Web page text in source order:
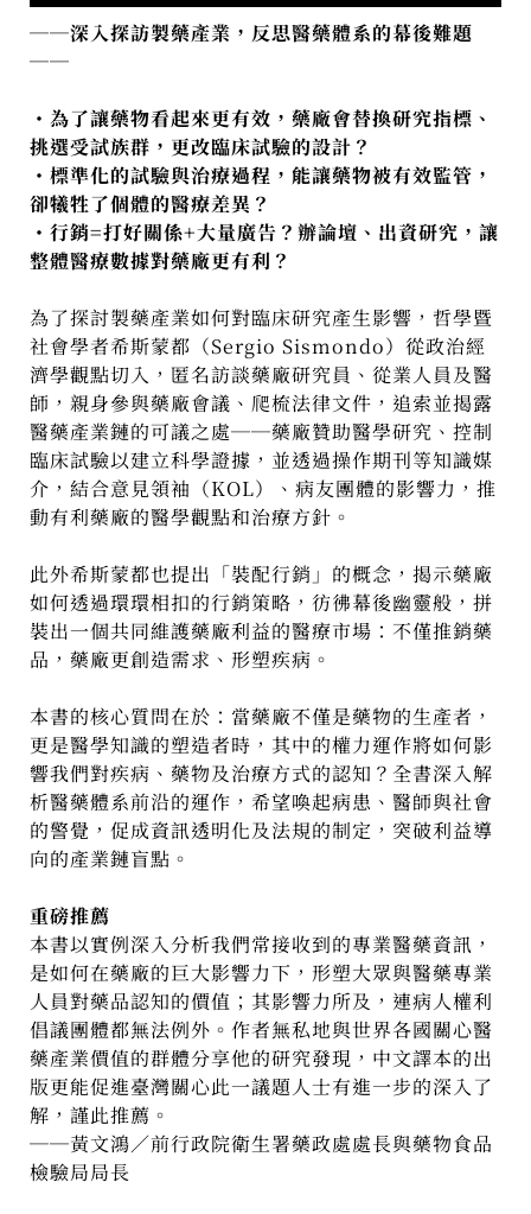
──深入探訪製藥產業，反思醫藥體系的幕後難題
──
・為了讓藥物看起來更有效，藥廠會替換研究指標、
挑選受試族群，更改臨床試驗的設計？
・標準化的試驗與治療過程，能讓藥物被有效監管，
卻犧牲了個體的醫療差異？
・行銷=打好關係+大量廣告？辦論壇、出資研究，讓
整體醫療數據對藥廠更有利？
為了探討製藥產業如何對臨床研究產生影響，哲學暨
社會學者希斯蒙都（Sergio Sismondo）從政治經
濟學觀點切入，匿名訪談藥廠研究員、從業人員及醫
師，親身參與藥廠會議、爬梳法律文件，追索並揭露
醫藥產業鏈的可議之處──藥廠贊助醫學研究、控制
臨床試驗以建立科學證據，並透過操作期刊等知識媒
介，結合意見領袖（KOL）、病友團體的影響力，推
動有利藥廠的醫學觀點和治療方針。
此外希斯蒙都也提出「裝配行銷」的概念，揭示藥廠
如何透過環環相扣的行銷策略，彷彿幕後幽靈般，拼
裝出一個共同維護藥廠利益的醫療市場：不僅推銷藥
品，藥廠更創造需求、形塑疾病。
本書的核心質問在於：當藥廠不僅是藥物的生產者，
更是醫學知識的塑造者時，其中的權力運作將如何影
響我們對疾病、藥物及治療方式的認知？全書深入解
析醫藥體系前沿的運作，希望喚起病患、醫師與社會
的警覺，促成資訊透明化及法規的制定，突破利益導
向的產業鏈盲點。
重磅推薦
本書以實例深入分析我們常接收到的專業醫藥資訊，
是如何在藥廠的巨大影響力下，形塑大眾與醫藥專業
人員對藥品認知的價值；其影響力所及，連病人權利
倡議團體都無法例外。作者無私地與世界各國關心醫
藥產業價值的群體分享他的研究發現，中文譯本的出
版更能促進臺灣關心此一議題人士有進一步的深入了
解，謹此推薦。
──黃文鴻／前行政院衛生署藥政處處長與藥物食品
檢驗局局長